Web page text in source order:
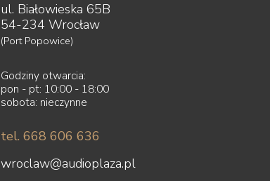
ul. Białowieska 65B
54-234 Wrocław
(Port Popowice)
Godziny otwarcia:
pon - pt: 10:00 - 18:00
sobota: nieczynne
tel. 668 606 636
wroclaw@audioplaza.pl